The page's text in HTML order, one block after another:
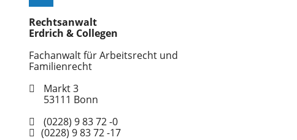
Rechtsanwalt
Erdrich & Collegen
Fachanwalt für Arbeitsrecht und
Familienrecht
Markt 3
53111 Bonn
(0228) 9 83 72 -0
(0228) 9 83 72 -17